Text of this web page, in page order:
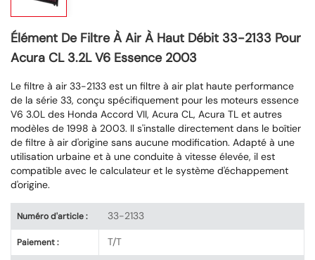
Élément De Filtre À Air À Haut Débit 33-2133 Pour
Acura CL 3.2L V6 Essence 2003
Le filtre à air 33-2133 est un filtre à air plat haute performance
de la série 33, conçu spécifiquement pour les moteurs essence
V6 3.0L des Honda Accord VII, Acura CL, Acura TL et autres
modèles de 1998 à 2003. Il s'installe directement dans le boîtier
de filtre à air d'origine sans aucune modification. Adapté à une
utilisation urbaine et à une conduite à vitesse élevée, il est
compatible avec le calculateur et le système d'échappement
d'origine.
Numéro d'article : 33-2133
Paiement : T/T